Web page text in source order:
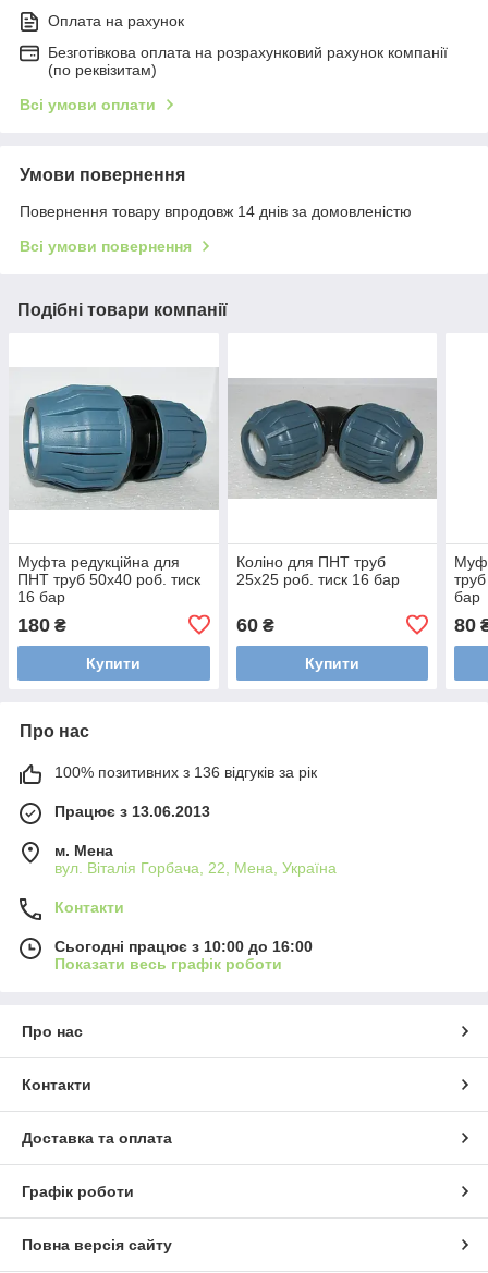
Оплата на рахунок
Безготівкова оплата на розрахунковий рахунок компанії
(по реквізитам)
Всі умови оплати
Умови повернення
Повернення товару впродовж 14 днів за домовленістю
Всі умови повернення
Подібні товари компанії
Муфта редукційна для
ПНТ труб 50х40 роб. тиск
16 бар
180 ₴
Купити
Коліно для ПНТ труб
25х25 роб. тиск 16 бар
60₴
Купити
бар
80
Про нас
100% позитивних з 136 відгуків за рік
Працює з 13.06.2013
м. Мена
вул. Віталія Горбача, 22, Мена, Україна
Контакти
Сьогодні працює з 10:00 до 16:00
Показати весь графік роботи
Про нас
Контакти
Доставка та оплата
Графік роботи
Повна версія сайту